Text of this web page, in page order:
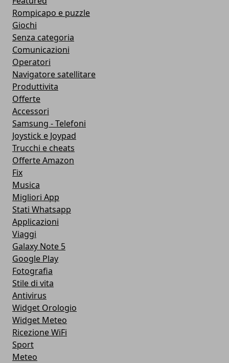
Rompicapo e puzzle
Giochi
Senza categoria
Comunicazioni
Operatori
Navigatore satellitare
Produttivita
Offerte
Accessori
Samsung - Telefoni
Joystick e Joypad
Trucchi e cheats
Offerte Amazon
Fix
Musica
Migliori App
Stati Whatsapp
Applicazioni
Viaggi
Galaxy Note 5
Google Play
Fotografia
Stile di vita
Antivirus
Widget Orologio
Widget Meteo
Ricezione WiFi
Sport
Meteo